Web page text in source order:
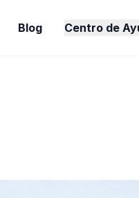
Blog Centro de